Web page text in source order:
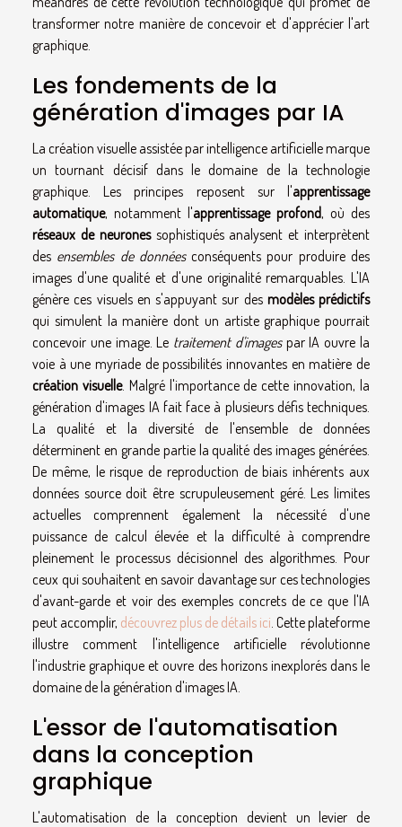
transformer notre manière de concevoir et d'apprécier l'art
graphique.
Les fondements de la
génération d'images par IA
La création visuelle assistée par intelligence artificielle marque
un tournant décisif dans le domaine de la technologie
graphique. Les principes reposent sur l'apprentissage
automatique, notamment l'apprentissage profond, où des
réseaux de neuronessophistiqués analysent et interprètent
des ensembles de donnéesconséquents pour produire des
images d'une qualité et d'une originalité remarquables. L'IA
génère ces visuels en s'appuyant sur des modèles prédictifs
qui simulent la manière dont un artiste graphique pourrait
concevoir une image. Le traitement d'imagespar IA ouvre la
voie à une myriade de possibilités innovantes en matière de
création visuelle. Malgré l'importance de cette innovation, la
génération d'images IA fait face à plusieurs défis techniques.
La qualité et la diversité de l'ensemble de données
déterminent en grande partie la qualité des images générées.
De même, le risque de reproduction de biais inhérents aux
données source doit être scrupuleusement géré. Les limites
actuelles comprennent également la nécessité d'une
puissance de calcul élevée et la difficulté à comprendre
pleinement le processus décisionnel des algorithmes. Pour
ceux qui souhaitent en savoir davantage sur ces technologies
d'avant-garde et voir des exemples concrets de ce que l'IA
peut accomplir, découvrez plus de détails ici . Cette plateforme
illustre comment l'intelligence artificielle révolutionne
l'industrie graphique et ouvre des horizons inexplorés dans le
domaine de la génération d'images IA.
L'essor de l'automatisation
dans la conception
graphique
L'automatisation de la conception devient un levier de